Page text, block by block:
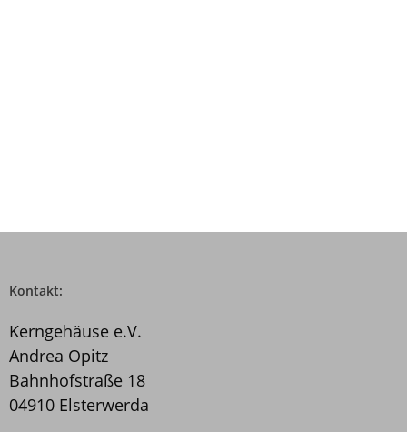
Kontakt:
Kerngehäuse e.V.
Andrea Opitz
Bahnhofstraße 18
04910 Elsterwerda